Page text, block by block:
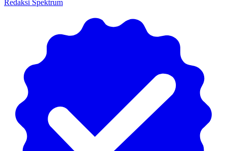
Redaksi Spektrum